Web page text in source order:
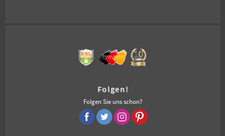
Folgen!
Folgen Sie uns schon?